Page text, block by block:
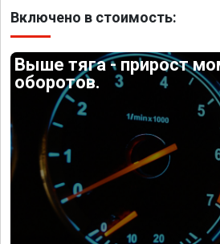
Включено в стоимость:
Выше тяга - прирост
оборотов.